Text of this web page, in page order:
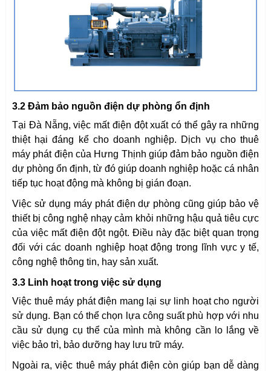
3.2 Đảm bảo nguồn điện dự phòng ổn định
Tại Đà Nẵng, việc mất điện đột xuất có thể gây ra những
thiệt hại đáng kể cho doanh nghiệp. Dịch vụ cho thuê
máy phát điện của Hưng Thịnh giúp đảm bảo nguồn điện
dự phòng ổn định, từ đó giúp doanh nghiệp hoặc cá nhân
tiếp tục hoạt động mà không bị gián đoạn.
Việc sử dụng máy phát điện dự phòng cũng giúp bảo vệ
thiết bị công nghệ nhạy cảm khỏi những hậu quả tiêu cực
của việc mất điện đột ngột. Điều này đặc biệt quan trọng
đối với các doanh nghiệp hoạt động trong lĩnh vực y tế,
công nghệ thông tin, hay sản xuất.
3.3 Linh hoạt trong việc sử dụng
Việc thuê máy phát điện mang lại sự linh hoạt cho người
sử dụng. Bạn có thể chọn lựa công suất phù hợp với nhu
cầu sử dụng cụ thể của mình mà không cần lo lắng về
việc bảo trì, bảo dưỡng hay lưu trữ máy.
Ngoài ra, việc thuê máy phát điện còn giúp bạn dễ dàng
ĐĂNG KÝ ĐẶT HÀNG
Họ tên (* )
Email (